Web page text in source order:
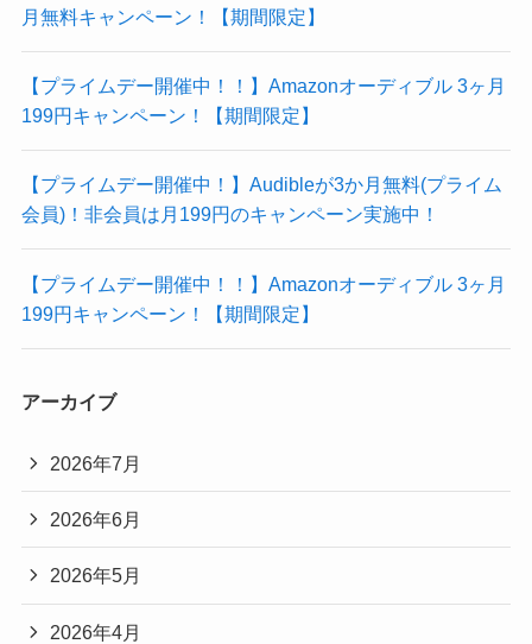
月無料キャンペーン！【期間限定】
【プライムデー開催中！！】Amazonオーディブル 3ヶ月
199円キャンペーン！【期間限定】
【プライムデー開催中！】Audibleが3か月無料(プライム
会員)！非会員は月199円のキャンペーン実施中！
【プライムデー開催中！！】Amazonオーディブル 3ヶ月
199円キャンペーン！【期間限定】
アーカイブ
2026年7月
2026年6月
2026年5月
2026年4月